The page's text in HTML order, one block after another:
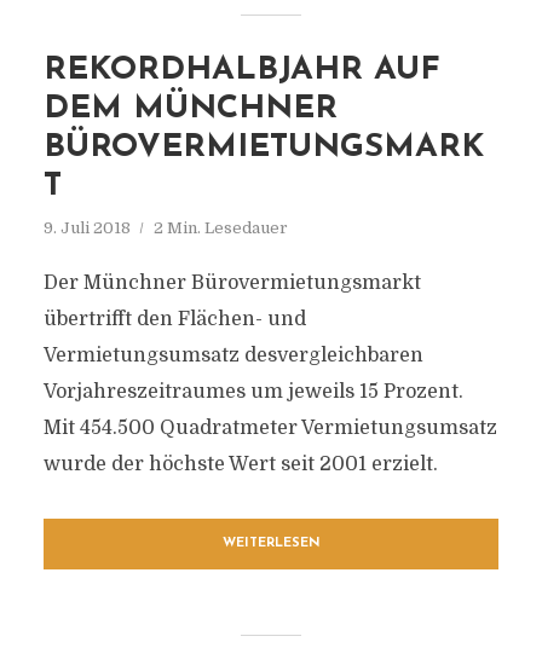
REKORDHALBJAHR AUF
DEM MÜNCHNER
BÜROVERMIETUNGSMARK
T
9. Juli 2018 2 Min. Lesedauer
Der Münchner Bürovermietungsmarkt
übertrifft den Flächen- und
Vermietungsumsatz desvergleichbaren
Vorjahreszeitraumes um jeweils 15 Prozent.
Mit 454.500 Quadratmeter Vermietungsumsatz
wurde der höchste Wert seit 2001 erzielt.
WEITERLESEN